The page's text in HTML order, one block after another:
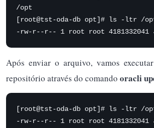
/opt
[root@tst-oda-db opt]# ls -ltr /
-rw-r--r-- 1 root root 4181332041
Após enviar o arquivo, vamos
repositório através do comando oracli
[root@tst-oda-db opt]# ls -ltr /
-rw-r--r-- 1 root root 4181332041